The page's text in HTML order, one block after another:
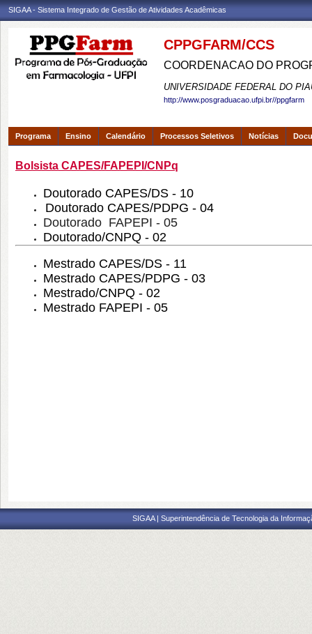
SIGAA - Sistema Integrado de Gestão de Atividades Acadêmicas
CPPGFARM/CCS
COORDENACAO DO
UNIVERSIDADE FEDERAL DO
http://www.posgraduacao.ufpi.br//ppgfarm
Programa Ensino Calendário Processos Seletivos Notícias
Bolsista CAPES/FAPEPI/CNPq
Doutorado CAPES/DS - 10
Doutorado CAPES/PDPG - 04
Doutorado FAPEPI - 05
Doutorado/CNPQ - 02
Mestrado CAPES/DS - 11
Mestrado CAPES/PDPG - 03
Mestrado/CNPQ - 02
Mestrado FAPEPI - 05
SIGAA | Superintendência de Tecnologia da